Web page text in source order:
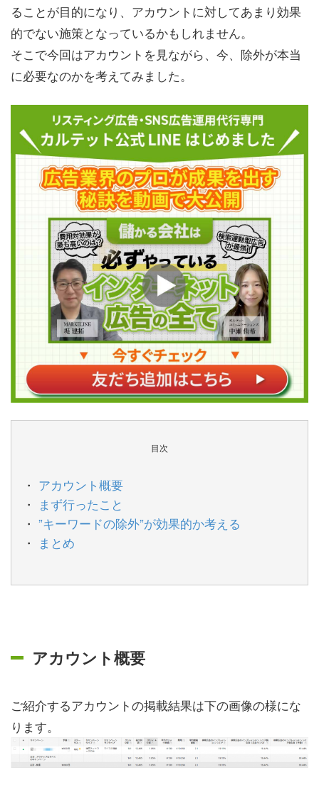
ることが目的になり、アカウントに対してあまり効果
的でない施策となっているかもしれません。
そこで今回はアカウントを見ながら、今、除外が本当
に必要なのかを考えてみました。
目次
アカウント概要
まず行ったこと
”キーワードの除外”が効果的か考える
まとめ
アカウント概要
ご紹介するアカウントの掲載結果は下の画像の様にな
ります。